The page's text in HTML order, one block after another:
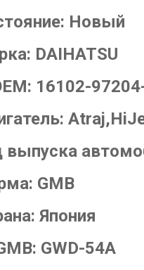
Новый
DAIHATSU
16102-
выпуска
GMB
Япония
GWD-54A